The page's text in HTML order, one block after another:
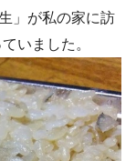
」が私の家に訪
いました。